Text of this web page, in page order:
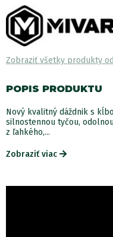
Zobraziť všetky produkty
POPIS PRODUKTU
Nový kvalitný dáždnik s
silnostennou tyčou,
z ľahkého,...
Zobraziť viac